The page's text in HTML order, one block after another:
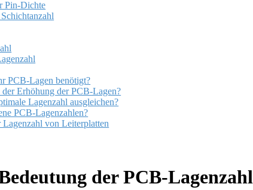
Pin-Dichte
PCB-Lagen benötigt?
der Erhöhung der PCB-Lagen?
Lagenzahl ausgleichen?
PCB-Lagenzahlen?
von Leiterplatten
der PCB-Lagenzahl